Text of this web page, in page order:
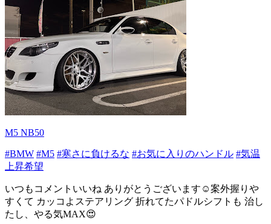
M5 NB50
#BMW #M5 #寒さに負けるな #お気に入りのハンドル #気温
上昇希望
いつもコメントいいね ありがとうございます☺️案外握りや
すくて カッコよステアリング 折れてたパドルシフトも 治し
たし、やる気MAX😍